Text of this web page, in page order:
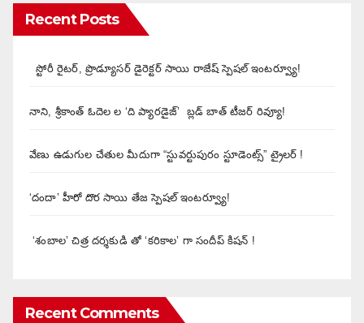
Recent Posts
స్టోరీ రైటర్, ప్రొడ్యూసర్ డైరెక్టర్ సాయి రాజేష్ స్పెషల్ ఇంటర్వ్యూ!
నాని, శ్రీకాంత్ ఓదెల ల ‘ది ప్యారడైజ్’ బ్లడ్ బాత్ టీజర్ రివ్యూ!
వేణు ఉడుగుల చేతుల మీదుగా “స్టువర్టుపురం స్టూడెంట్స్” ట్రైలర్ !
‘దందా’ హీరో దొర సాయి తేజ స్పెషల్ ఇంటర్వ్యూ!
‘శంబాల’ చిత్ర దర్శకుడి తో ‘కరికాల’ గా సందీప్ కిషన్ !
Recent Comments